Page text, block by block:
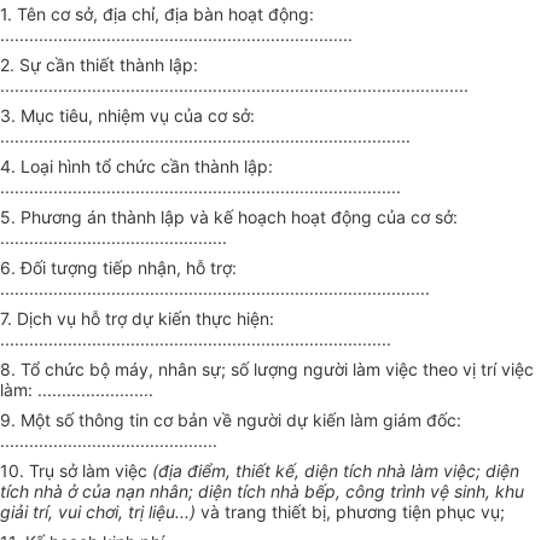
1. Tên cơ sở, địa chỉ, địa bàn hoạt động:
.........................................................................
2. Sự cần thiết thành lập:
.................................................................................................
3. Mục tiêu, nhiệm vụ của cơ sở:
.....................................................................................
4. Loại hình tổ chức cần thành lập:
...................................................................................
5. Phương án thành lập và kế hoạch hoạt động của cơ sở:
...............................................
6. Đối tượng tiếp nhận, hỗ trợ:
.........................................................................................
7. Dịch vụ hỗ trợdự kiến thực hiện:
.................................................................................
8. Tổ chức bộ máy, nhân sự; số lượng người làm việc theo vị trí việc
làm: ........................
9. Một số thông tin cơ bản về người dự kiến làm giám đốc:
.............................................
10. Trụ sở làm việc (địa điểm, thiết kế, diện tích nhà làm việc; diện
tích nhà ở của nạn nhân; diện tích nhà bếp, công trình vệ sinh, khu
giải trí, vui chơi, trị liệu...) và trang thiết bị, phương tiện phục vụ;